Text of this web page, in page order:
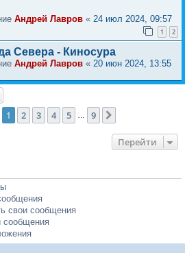
Андрей Лавров « 24 июл 2024, 09:57
1 2
Севера - Киносура
Андрей Лавров « 20 июн 2024, 13:55
Страница из
1 2 3 4 5 9
Перейти
свои сообщения
сообщения